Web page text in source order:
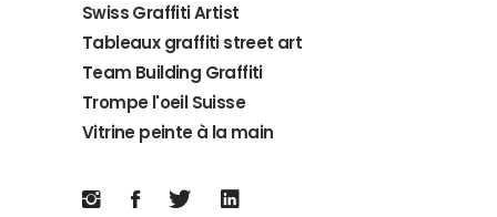
Swiss Graffiti Artist
Tableaux graffiti street art
Team Building Graffiti
Trompe l'oeil Suisse
Vitrine peinte à la main